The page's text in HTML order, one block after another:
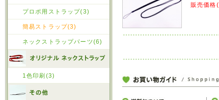
プロポ用ストラップ(3)
簡易ストラップ(3)
ネックストラップパーツ(6)
1色印刷(3)
販売価